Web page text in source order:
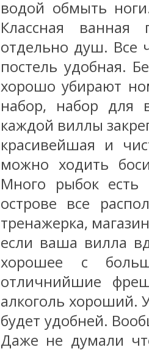
водой обмыть
Классная
отдельно душ. Все
постель удобная.
хорошо убирают
набор, набор для
каждой виллы
красивейшая и
можно ходить
Много рыбок есть
острове все
тренажерка,
если ваша вилла
хорошее с
отличнийшие
алкоголь хороший.
будет удобней.
Даже не думали